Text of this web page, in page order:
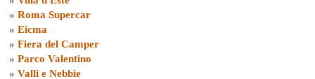
» Roma Supercar
» Eicma
» Fiera del Camper
» Parco Valentino
» Valli e Nebbie